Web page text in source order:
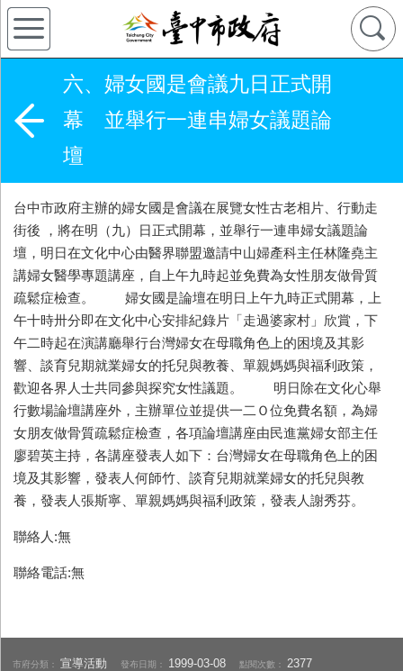
六、婦女國是會議九日正式開
幕 並舉行一連串婦女議題論
壇
台中市政府主辦的婦女國是會議在展覽女性古老相片、行動走
街後 ，將在明（九）日正式開幕，並舉行一連串婦女議題論
壇，明日在文化中心由醫界聯盟邀請中山婦產科主任林隆堯主
講婦女醫學專題講座，自上午九時起並免費為女性朋友做骨質
疏鬆症檢查。 婦女國是論壇在明日上午九時正式開幕，上
午十時卅分即在文化中心安排紀錄片「走過婆家村」欣賞，下
午二時起在演講廳舉行台灣婦女在母職角色上的困境及其影
響、談育兒期就業婦女的托兒與教養、單親媽媽與福利政策，
歡迎各界人士共同參與探究女性議題。 明日除在文化心舉
行數場論壇講座外，主辦單位並提供一二Ｏ位免費名額，為婦
女朋友做骨質疏鬆症檢查，各項論壇講座由民進黨婦女部主任
廖碧英主持，各講座發表人如下：台灣婦女在母職角色上的困
境及其影響，發表人何師竹、談育兒期就業婦女的托兒與教
養，發表人張斯寧、單親媽媽與福利政策，發表人謝秀芬。
聯絡人:無
聯絡電話:無
市府分類：宣導活動 發布日期： 1999-03-08 點閱次數： 2377